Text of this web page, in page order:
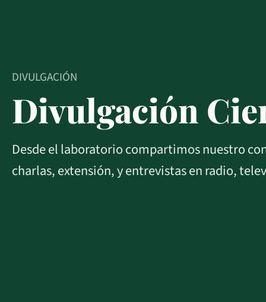
DIVULGACIÓN
Divulgación
Desde el laboratorio compartimos nuestro
charlas, extensión, y entrevistas en radio,